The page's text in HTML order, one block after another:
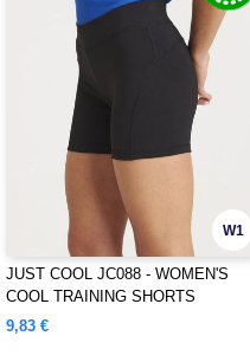
W1
JUST COOL JC088 - WOMEN'S
COOL TRAINING SHORTS
9,83 €